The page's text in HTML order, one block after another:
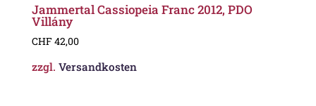
Jammertal Cassiopeia Franc 2012, PDO
Villány
CHF 42,00
zzgl. Versandkosten